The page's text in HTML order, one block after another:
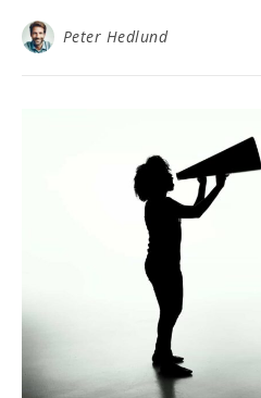
Peter Hedlund